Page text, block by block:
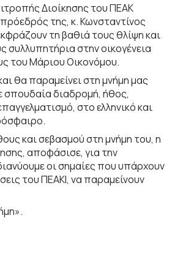
Διοίκησης του ΠΕΑΚ
πρόεδρός της, κ. Κωνσταντίνος
τη βαθιά τους θλίψη και
συλλυπητήρια στην οικογένεια
του Μάριου Οικονόμου.
θα παραμείνει στη μνήμη μας
σπουδαία διαδρομή, ήθος,
στο ελληνικό και
και σεβασμού στη μνήμη του, η
αποφάσισε, για την
οι σημαίες που υπάρχουν
του ΠΕΑΚΙ, να παραμείνουν